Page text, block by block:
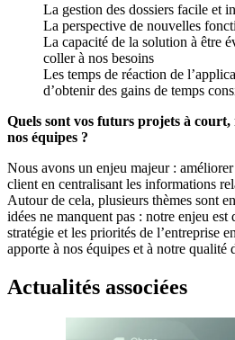
La gestion des dossiers facile et
La perspective de nouvelles
La capacité de la solution à être
coller à nos besoins
Les temps de réaction de
d’obtenir des gains de temps
Quels sont vos futurs projets à court,
nos équipes ?
Nous avons un enjeu majeur :
client en centralisant les informations
Autour de cela, plusieurs thèmes sont
idées ne manquent pas : notre enjeu est
stratégie et les priorités de l’entreprise
apporte à nos équipes et à notre qualité
Actualités associées